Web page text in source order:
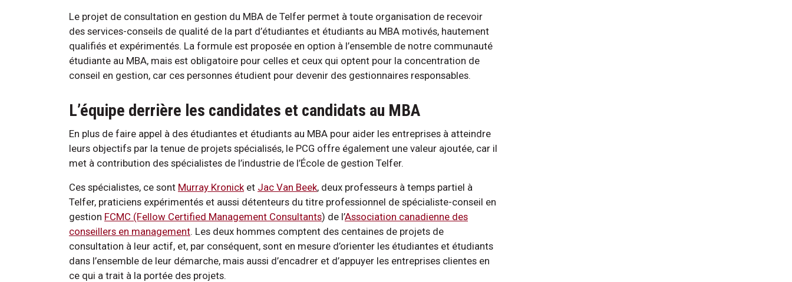
Le projet de consultation en gestion du MBA de Telfer permet à toute organisation de recevoir
des services-conseils de qualité de la part d’étudiantes et étudiants au MBA motivés, hautement
qualifiés et expérimentés. La formule est proposée en option à l’ensemble de notre communauté
étudiante au MBA, mais est obligatoire pour celles et ceux qui optent pour la concentration de
conseil en gestion, car ces personnes étudient pour devenir des gestionnaires responsables.
L’équipe derrière les candidates et candidats au MBA
En plus de faire appel à des étudiantes et étudiants au MBA pour aider les entreprises à atteindre
leurs objectifs par la tenue de projets spécialisés, le PCG offre également une valeur ajoutée, car il
met à contribution des spécialistes de l’industrie de l’École de gestion Telfer.
Ces spécialistes, ce sont Murray Kronick et Jac Van Beek, deux professeurs à temps partiel à
Telfer, praticiens expérimentés et aussi détenteurs du titre professionnel de spécialiste-conseil en
gestion FCMC (Fellow Certified Management Consultants) de l’Association canadienne des
conseillers en management. Les deux hommes comptent des centaines de projets de
consultation à leur actif, et, par conséquent, sont en mesure d’orienter les étudiantes et étudiants
dans l’ensemble de leur démarche, mais aussi d’encadrer et d’appuyer les entreprises clientes en
ce qui a trait à la portée des projets.